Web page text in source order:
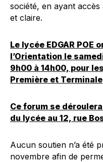
société, en ayant
et claire.
Le lycée EDGAR POE
l’Orientation le
9h00 à 14h00, pour
Première et Terminale
Ce forum se
du lycée au 12, rue
Aucun soutien n’a été
novembre afin de